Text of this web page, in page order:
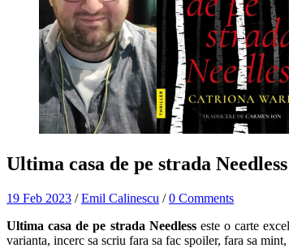
Ultima casa de pe strada
19 Feb 2023 /Emil Calinescu /0 Comments
Ultima casa de pe strada Needlesseste o carte
varianta, incerc sa scriu fara sa fac spoiler, fara sa